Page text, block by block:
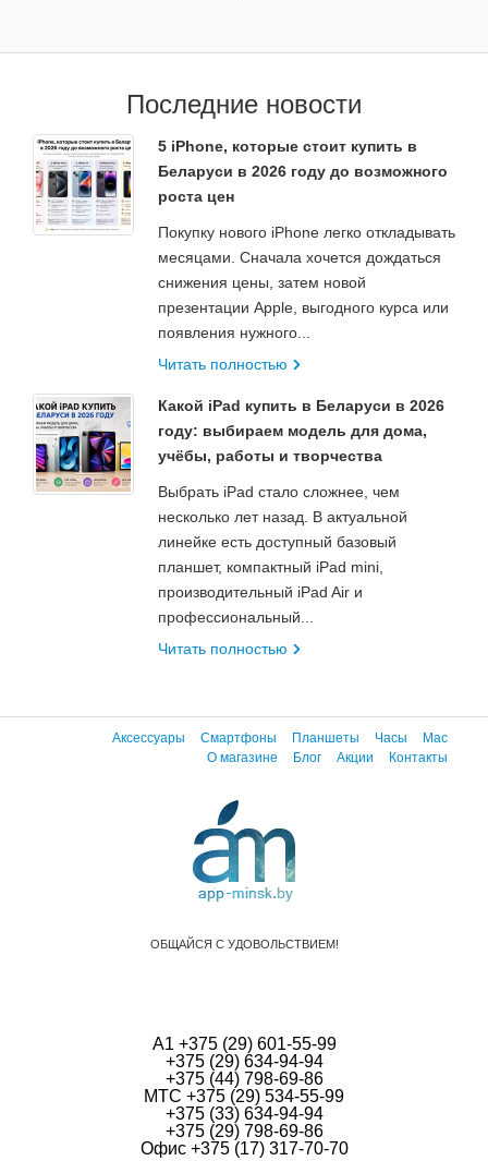
Последние новости
5 iPhone, которые стоит купить в
Беларуси в 2026 году до возможного
роста цен
Покупку нового iPhone легко откладывать
месяцами. Сначала хочется дождаться
снижения цены, затем новой
презентации Apple, выгодного курса или
появления нужного...
Читать полностью
Какой iPad купить в Беларуси в 2026
году: выбираем модель для дома,
учёбы, работы и творчества
Выбрать iPad стало сложнее, чем
несколько лет назад. В актуальной
линейке есть доступный базовый
планшет, компактный iPad mini,
производительный iPad Air и
профессиональный...
Читать полностью
Аксессуары Смартфоны Планшеты Часы
Mac
О магазине
Блог Акции Контакты
ОБЩАЙСЯ С УДОВОЛЬСТВИЕМ!
А1 +375 (29) 601-55-99
+375 (29) 634-94-94
+375 (44) 798-69-86
МТС +375 (29) 534-55-99
+375 (33) 634-94-94
+375 (29) 798-69-86
Офис +375 (17) 317-70-70